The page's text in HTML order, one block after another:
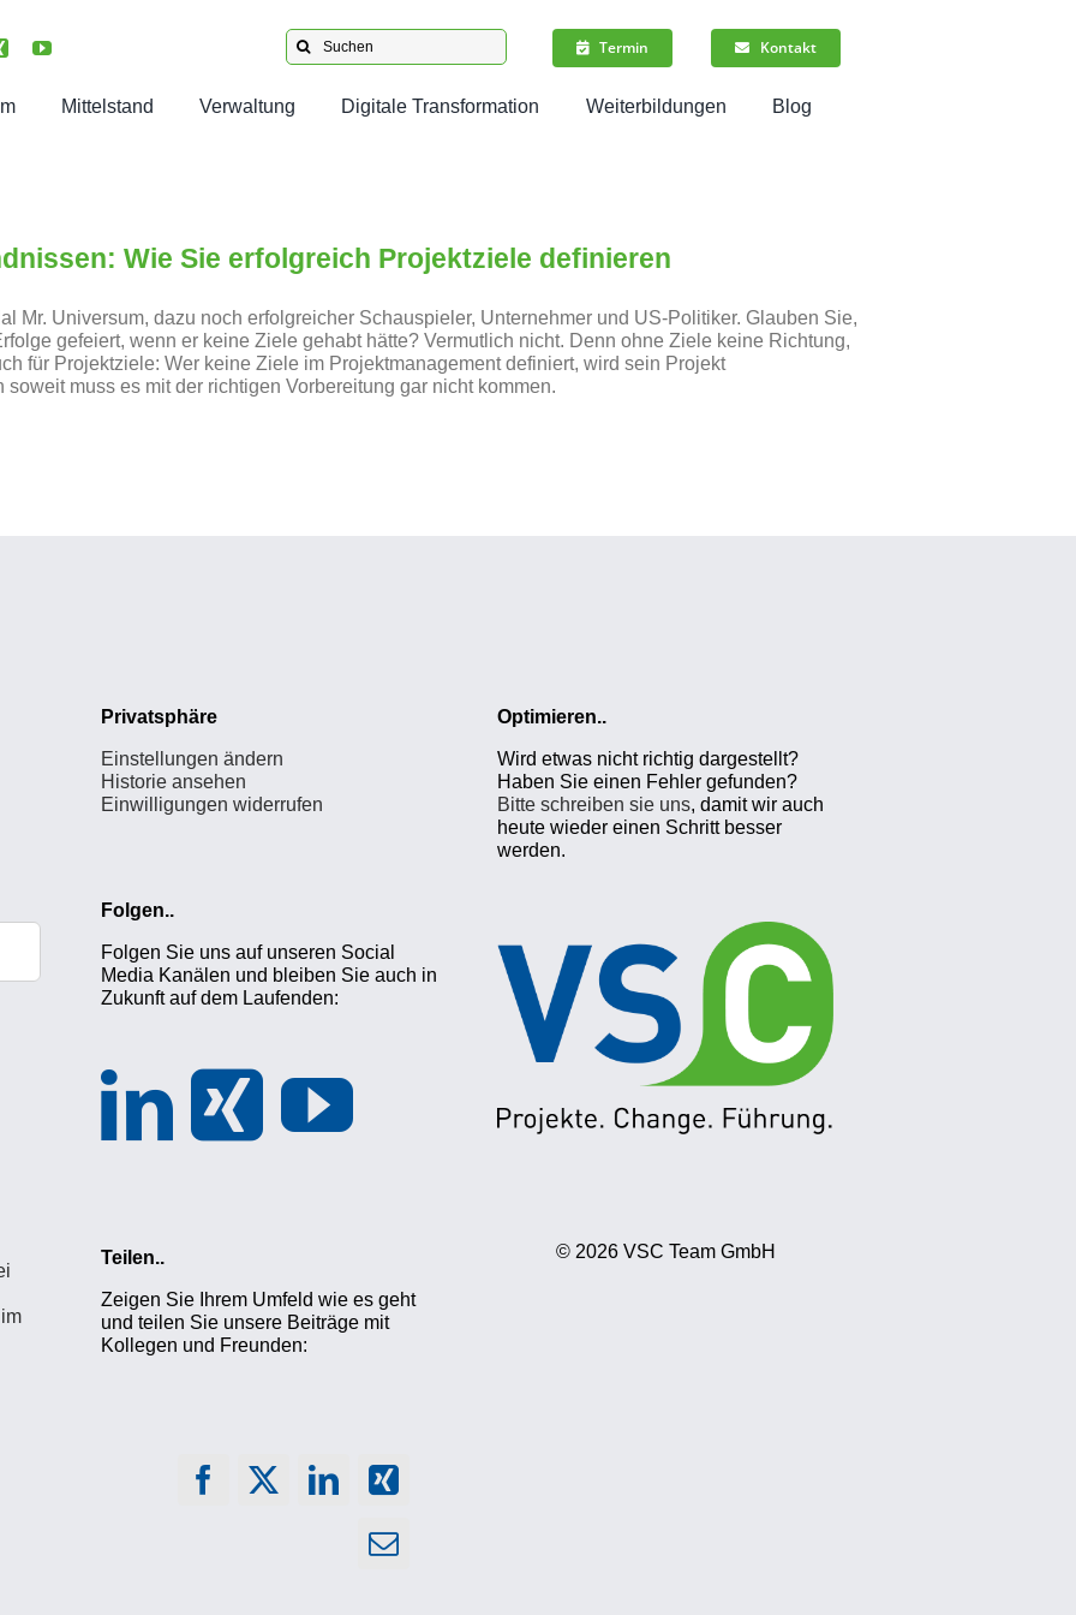
Suche
nach:
Termin Kontakt
Mittelstand
Superkräfte as a Service
.
Verwaltung
.
Digitale Transformation
.
Weiterbildungen Blog
.
Wie Sie erfolgreich Projektziele definieren
Mr. Universum, dazu noch erfolgreicher Schauspieler, Unternehmer und US-Politiker. Glauben Sie,
gefeiert, wenn er keine Ziele gehabt hätte? Vermutlich nicht. Denn ohne Ziele keine Richtung,
für Projektziele: Wer keine Ziele im Projektmanagement definiert, wird sein Projekt
muss es mit der richtigen Vorbereitung gar nicht kommen.
Privatsphäre
Einstellungen ändern
Historie ansehen
Einwilligungen widerrufen
Folgen..
Folgen Sie uns auf unseren Social
Media Kanälen und bleiben Sie auch in
Zukunft auf dem Laufenden:
Teilen..
Zeigen Sie Ihrem Umfeld wie es geht
und teilen Sie unsere Beiträge mit
Kollegen und Freunden:
Optimieren..
Wird etwas nicht richtig dargestellt?
Haben Sie einen Fehler gefunden?
Bitte schreiben sie uns, damit wir auch
heute wieder einen Schritt besser
werden.
© 2026 VSC Team GmbH